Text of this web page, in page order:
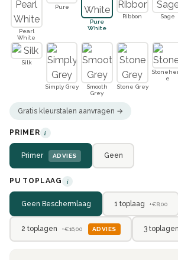
Pearl
White
Pure
Pure
White
Ribbon Sage
Silk
Simply Grey
Smooth
Grey
Stone Grey
e
Gratis kleurstalen aanvragen →
PRIMER i
Primer ADVIES Geen
PU TOPLAAG i
Geen Beschermlaag 1 toplaag +€8,00
2 toplagen +€16,00 ADVIES 3 toplagen